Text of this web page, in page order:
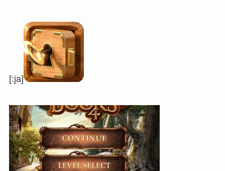
[:ja]